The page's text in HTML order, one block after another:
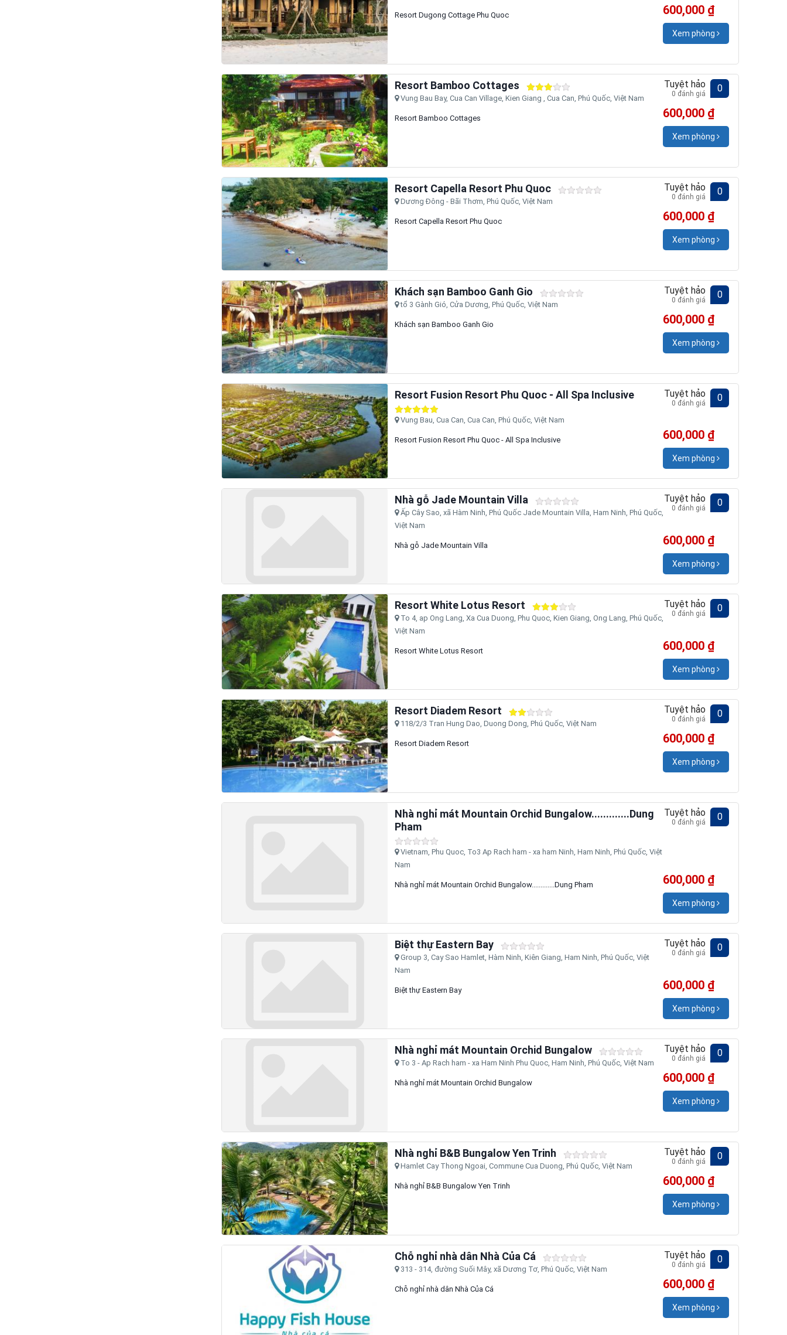
Resort Dugong Cottage Phu Quoc 600,000 ₫
Xem phòng
Resort Bamboo Cottages
Vung Bau Bay, Cua Can Village, Kien Giang , Cua Can, Phú Quốc, Việt Nam
Tuyệt hảo
0 đánh giá 0
Resort Bamboo Cottages 600,000 ₫
Xem phòng
Resort Capella Resort Phu Quoc
Dương Đông - Bãi Thơm, Phú Quốc, Việt Nam
Tuyệt hảo
0 đánh giá 0
Resort Capella Resort Phu Quoc 600,000 ₫
Xem phòng
Khách sạn Bamboo Ganh Gio
tổ 3 Gành Gió, Cửa Dương, Phú Quốc, Việt Nam
Tuyệt hảo
0 đánh giá 0
Khách sạn Bamboo Ganh Gio 600,000 ₫
Xem phòng
Resort Fusion Resort Phu Quoc - All Spa Inclusive
Vung Bau, Cua Can, Cua Can, Phú Quốc, Việt Nam
Tuyệt hảo
0 đánh giá 0
Resort Fusion Resort Phu Quoc - All Spa Inclusive 600,000 ₫
Xem phòng
Nhà gỗ Jade Mountain Villa
Ấp Cây Sao, xã Hàm Ninh, Phú Quốc Jade Mountain Villa, Ham Ninh, Phú Quốc,
Việt Nam
Tuyệt hảo
0 đánh giá 0
Nhà gỗ Jade Mountain Villa 600,000 ₫
Xem phòng
Resort White Lotus Resort
To 4, ap Ong Lang, Xa Cua Duong, Phu Quoc, Kien Giang, Ong Lang, Phú Quốc,
Việt Nam
Tuyệt hảo
0 đánh giá 0
Resort White Lotus Resort 600,000 ₫
Xem phòng
Resort Diadem Resort
118/2/3 Tran Hung Dao, Duong Dong, Phú Quốc, Việt Nam
Tuyệt hảo
0 đánh giá 0
Resort Diadem Resort 600,000 ₫
Xem phòng
Nhà nghỉ mát Mountain Orchid Bungalow.............Dung
Pham
Vietnam, Phu Quoc, To3 Ap Rach ham - xa ham Ninh, Ham Ninh, Phú Quốc, Việt
Nam
Tuyệt hảo
0 đánh giá 0
Nhà nghỉ mát Mountain Orchid Bungalow.............Dung Pham 600,000 ₫
Xem phòng
Biệt thự Eastern Bay
Group 3, Cay Sao Hamlet, Hàm Ninh, Kiên Giang, Ham Ninh, Phú Quốc, Việt
Nam
Tuyệt hảo
0 đánh giá 0
Biệt thự Eastern Bay 600,000 ₫
Xem phòng
Nhà nghỉ mát Mountain Orchid Bungalow
To 3 - Ap Rach ham - xa Ham Ninh Phu Quoc, Ham Ninh, Phú Quốc, Việt Nam
Tuyệt hảo
0 đánh giá 0
Nhà nghỉ mát Mountain Orchid Bungalow 600,000 ₫
Xem phòng
Nhà nghỉ B&B Bungalow Yen Trinh
Hamlet Cay Thong Ngoai, Commune Cua Duong, Phú Quốc, Việt Nam
Tuyệt hảo
0 đánh giá 0
Nhà nghỉ B&B Bungalow Yen Trinh 600,000 ₫
Xem phòng
Chỗ nghỉ nhà dân Nhà Của Cá
313 - 314, đường Suối Mây, xã Dương Tơ, Phú Quốc, Việt Nam
Tuyệt hảo
0 đánh giá 0
Chỗ nghỉ nhà dân Nhà Của Cá 600,000 ₫
Xem phòng